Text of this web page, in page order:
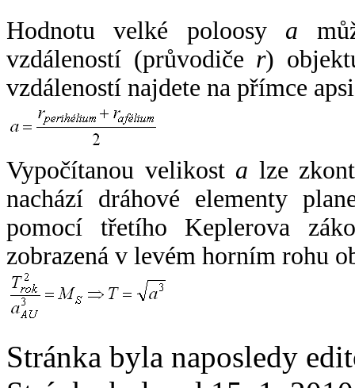
Hodnotu velké poloosy a
vzdáleností (průvodiče r)
vzdáleností najdete na přímce
Vypočítanou velikost a lze
nachází dráhové elementy
pomocí třetího Keplerova
zobrazená v levém horním rohu
Stránka byla naposledy